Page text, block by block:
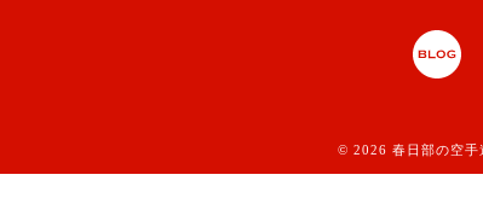
© 2026 春日部の空手